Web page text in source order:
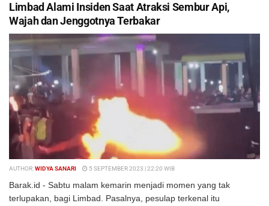
Limbad Alami Insiden Saat Atraksi Sembur Api,
Wajah dan Jenggotnya Terbakar
AUTHOR:WIDYA SANARI 5 SEPTEMBER 2023 | 22:20 WIB
Barak.id - Sabtu malam kemarin menjadi momen yang tak
terlupakan, bagi Limbad. Pasalnya, pesulap terkenal itu